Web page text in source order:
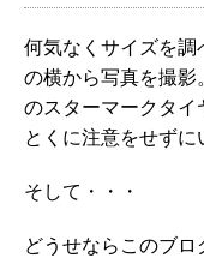
何気なくサイズを
の横から写真を撮
のスターマークタイ
とくに注意をせずに
そして・・・
どうせならこのブ